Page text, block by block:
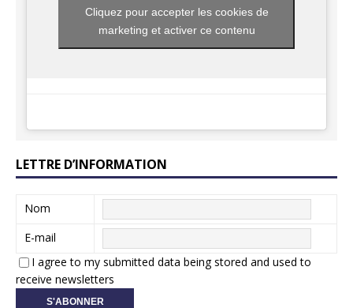
Cliquez pour accepter les cookies de
marketing et activer ce contenu
LETTRE D’INFORMATION
Nom
E-mail
I agree to my submitted data being stored and used to
receive newsletters